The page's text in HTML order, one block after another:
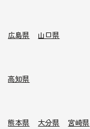
広島県 山口県
高知県
熊本県 大分県 宮崎県